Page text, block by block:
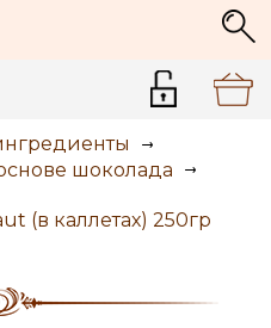
шоколада
(в каллетах) 250гр